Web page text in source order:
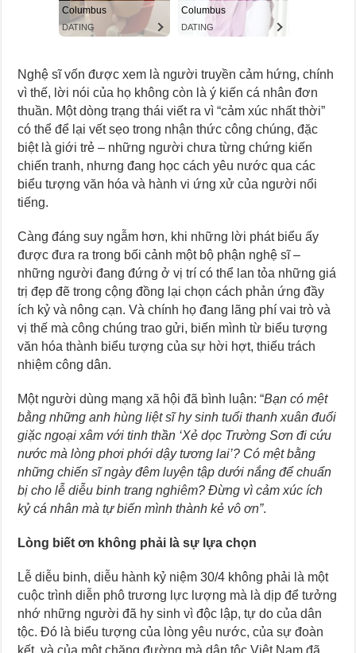
Nghệ sĩ vốn được xem là người truyền cảm hứng, chính
vì thế, lời nói của họ không còn là ý kiến cá nhân đơn
thuần. Một dòng trạng thái viết ra vì “cảm xúc nhất thời”
có thể để lại vết sẹo trong nhận thức công chúng, đặc
biệt là giới trẻ – những người chưa từng chứng kiến
chiến tranh, nhưng đang học cách yêu nước qua các
biểu tượng văn hóa và hành vi ứng xử của người nổi
tiếng.
Càng đáng suy ngẫm hơn, khi những lời phát biểu ấy
được đưa ra trong bối cảnh một bộ phận nghệ sĩ –
những người đang đứng ở vị trí có thể lan tỏa những giá
trị đẹp đẽ trong cộng đồng lại chọn cách phản ứng đầy
ích kỷ và nông cạn. Và chính họ đang lãng phí vai trò và
vị thế mà công chúng trao gửi, biến mình từ biểu tượng
văn hóa thành biểu tượng của sự hời hợt, thiếu trách
nhiệm công dân.
Một người dùng mạng xã hội đã bình luận: “Bạn có mệt
bằng những anh hùng liệt sĩ hy sinh tuổi thanh xuân đuổi
giặc ngoại xâm với tinh thần ‘Xẻ dọc Trường Sơn đi cứu
nước mà lòng phơi phới dậy tương lai’? Có mệt bằng
những chiến sĩ ngày đêm luyện tập dưới nắng để chuẩn
bị cho lễ diễu binh trang nghiêm? Đừng vì cảm xúc ích
kỷ cá nhân mà tự biến mình thành kẻ vô ơn”.
Lòng biết ơn không phải là sự lựa chọn
Lễ diễu binh, diễu hành kỷ niệm 30/4 không phải là một
cuộc trình diễn phô trương lực lượng mà là dịp để tưởng
nhớ những người đã hy sinh vì độc lập, tự do của dân
tộc. Đó là biểu tượng của lòng yêu nước, của sự đoàn
kết, và của một chặng đường mà dân tộc Việt Nam đã